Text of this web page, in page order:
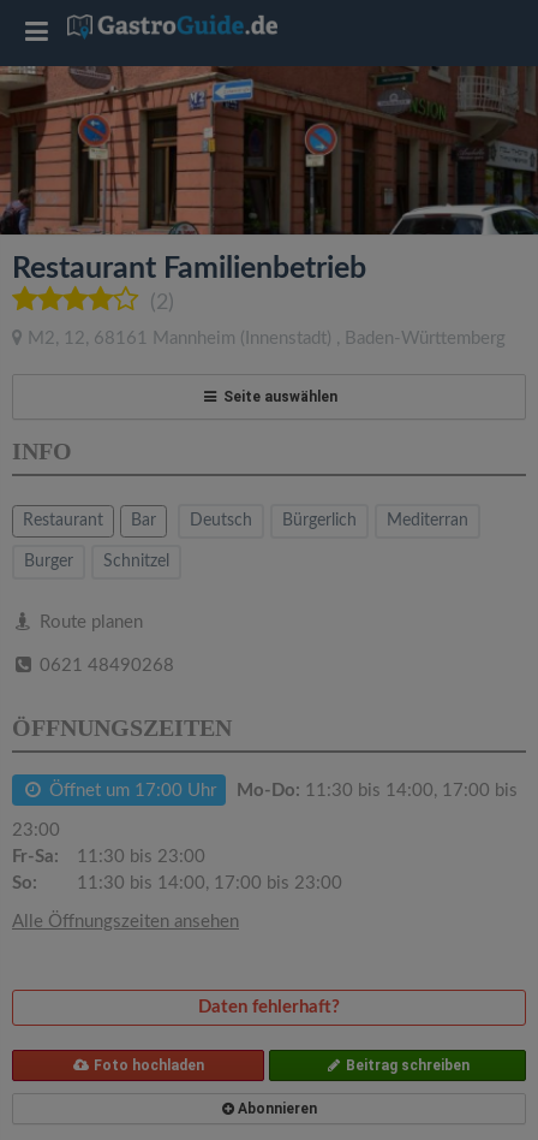
Restaurant Familienbetrieb
(2)
M2, 12, 68161 Mannheim (Innenstadt) , Baden-Württemberg
Seite auswählen
INFO
Restaurant Bar Deutsch Bürgerlich Mediterran
Burger Schnitzel
Route planen
0621 48490268
ÖFFNUNGSZEITEN
Öffnet um 17:00 Uhr Mo-Do: 11:30 bis 14:00, 17:00 bis
23:00
Fr-Sa:
11:30 bis 23:00
So:
11:30 bis 14:00, 17:00 bis 23:00
Alle Öffnungszeiten ansehen
Daten fehlerhaft?
Foto hochladen Beitrag schreiben
Abonnieren
T
g
g
l
e
a
v
g
a
t
i
o
n